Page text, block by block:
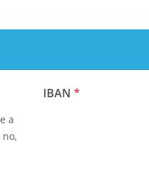
a
IBAN *